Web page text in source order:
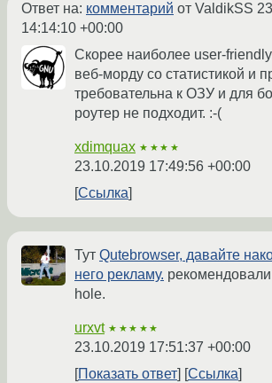
Ответ на: комментарий от ValdikSS
14:14:10 +00:00
Скорее наиболее user-
веб-морду со статистикой и
требовательна к ОЗУ и для
роутер не подходит. :-(
xdimquax ★★★★
23.10.2019 17:49:56 +00:00
Ссылка
Тут Qutebrowser, давайте
него рекламу.
hole.
urxvt ★★★★★
23.10.2019 17:51:37 +00:00
Показать ответ
Ссылка